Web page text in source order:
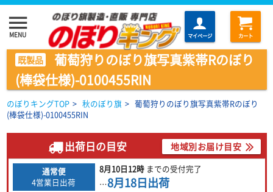
menu
MENU マイページ カート
既製品
葡萄狩りのぼり旗写真紫帯Rのぼり
(棒袋仕様)-0100455RIN
のぼりキングTOP > 秋のぼり旗 > 葡萄狩りのぼり旗写真紫帯Rのぼり
(棒袋仕様)-0100455RIN
出荷日の目安 地域別お届け目安
通常便
4営業日出荷
8月10日12時 までの受付完了
…8月18日出荷